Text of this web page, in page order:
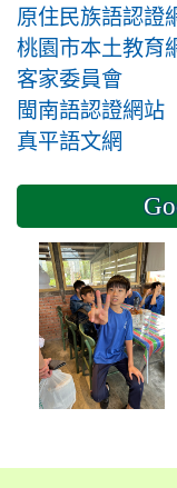
原住民族語認證
桃園市本土教育
客家委員會
閩南語認證網站
真平語文網